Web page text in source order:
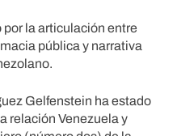
por la articulación entre
pública y narrativa
Gelfenstein ha estado
relación Venezuela y